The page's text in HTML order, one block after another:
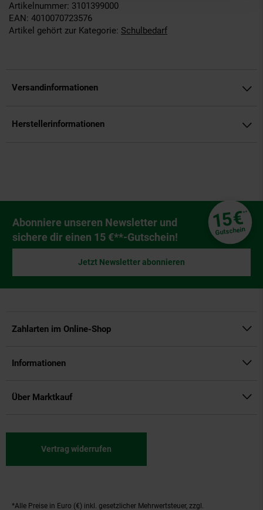
Artikelnummer: 3101399000
EAN: 4010070723576
Artikel gehört zur Kategorie: Schulbedarf
Versandinformationen
Herstellerinformationen
Newsletter Anmeldung
Abonniere unseren Newsletter und
sichere dir einen 15 €**-Gutschein!
15€**
Gutschein
Jetzt Newsletter abonnieren
Zahlarten im Online-Shop
Informationen
Über Marktkauf
Vertrag widerrufen
*Alle Preise in Euro (€) inkl. gesetzlicher Mehrwertsteuer, zzgl.